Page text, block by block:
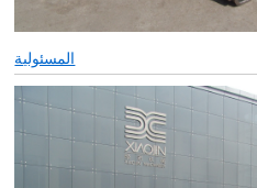
المسئولية